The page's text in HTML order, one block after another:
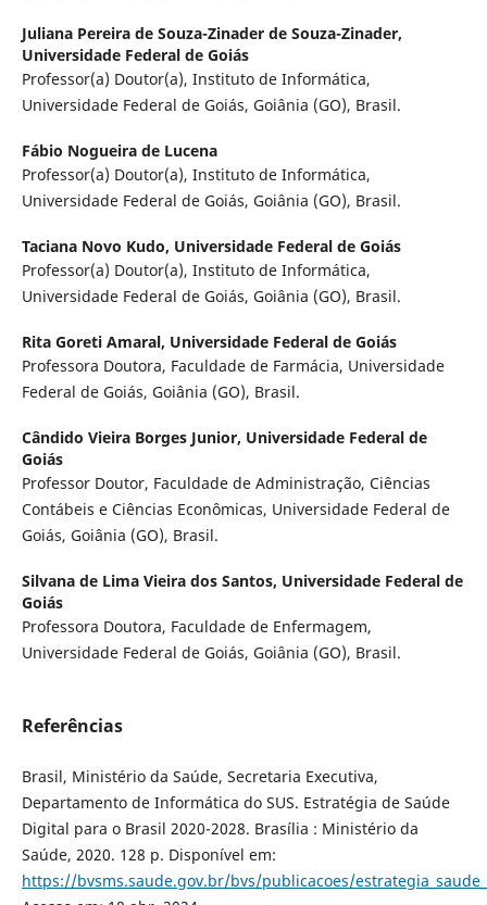
Juliana Pereira de Souza-Zinader de Souza-Zinader,
Universidade Federal de Goiás
Professor(a) Doutor(a), Instituto de Informática,
Universidade Federal de Goiás, Goiânia (GO), Brasil.
Fábio Nogueira de Lucena
Professor(a) Doutor(a), Instituto de Informática,
Universidade Federal de Goiás, Goiânia (GO), Brasil.
Taciana Novo Kudo, Universidade Federal de Goiás
Professor(a) Doutor(a), Instituto de Informática,
Universidade Federal de Goiás, Goiânia (GO), Brasil.
Rita Goreti Amaral, Universidade Federal de Goiás
Professora Doutora, Faculdade de Farmácia, Universidade
Federal de Goiás, Goiânia (GO), Brasil.
Cândido Vieira Borges Junior, Universidade Federal de
Goiás
Professor Doutor, Faculdade de Administração, Ciências
Contábeis e Ciências Econômicas, Universidade Federal de
Goiás, Goiânia (GO), Brasil.
Silvana de Lima Vieira dos Santos, Universidade Federal de
Goiás
Professora Doutora, Faculdade de Enfermagem,
Universidade Federal de Goiás, Goiânia (GO), Brasil.
Referências
Brasil, Ministério da Saúde, Secretaria Executiva,
Departamento de Informática do SUS. Estratégia de Saúde
Digital para o Brasil 2020-2028. Brasília : Ministério da
Saúde, 2020. 128 p. Disponível em:
https://bvsms.saude.gov.br/bvs/publicacoes/